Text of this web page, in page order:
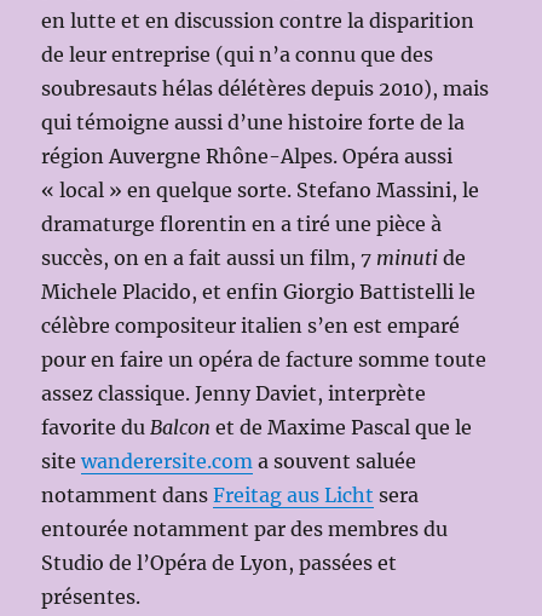
en lutte et en discussion contre la disparition
de leur entreprise (qui n’a connu que des
soubresauts hélas délétères depuis 2010), mais
qui témoigne aussi d’une histoire forte de la
région Auvergne Rhône-Alpes. Opéra aussi
« local » en quelque sorte. Stefano Massini, le
dramaturge florentin en a tiré une pièce à
succès, on en a fait aussi un film,7 minutide
Michele Placido, et enfin Giorgio Battistelli le
célèbre compositeur italien s’en est emparé
pour en faire un opéra de facture somme toute
assez classique. Jenny Daviet, interprète
favorite du Balcon et de Maxime Pascal que le
sitewanderersite.com a souvent saluée
notamment dansFreitag aus Licht sera
entourée notamment par des membres du
Studio de l’Opéra de Lyon, passées et
présentes.